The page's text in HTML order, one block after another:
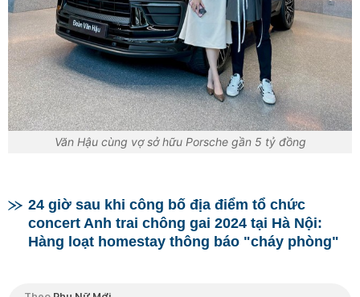
Văn Hậu cùng vợ sở hữu Porsche gần 5 tỷ đồng
24 giờ sau khi công bố địa điểm tổ chức
concert Anh trai chông gai 2024 tại Hà Nội:
Hàng loạt homestay thông báo "cháy phòng"